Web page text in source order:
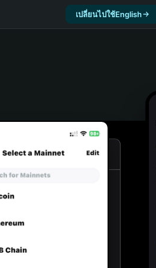
เปลี่ยนไปใช้English